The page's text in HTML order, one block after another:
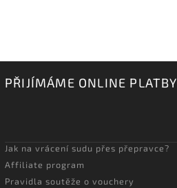
PŘIJÍMÁME ONLINE PLATBY
Jak na vrácení sudu přes přepravce?
Affiliate program
Pravidla soutěže o vouchery